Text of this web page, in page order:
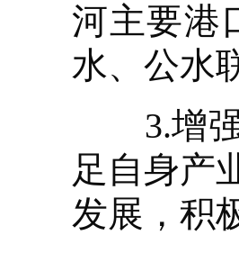
河主要港
水、公水
3.增强
足自身产
发展，积